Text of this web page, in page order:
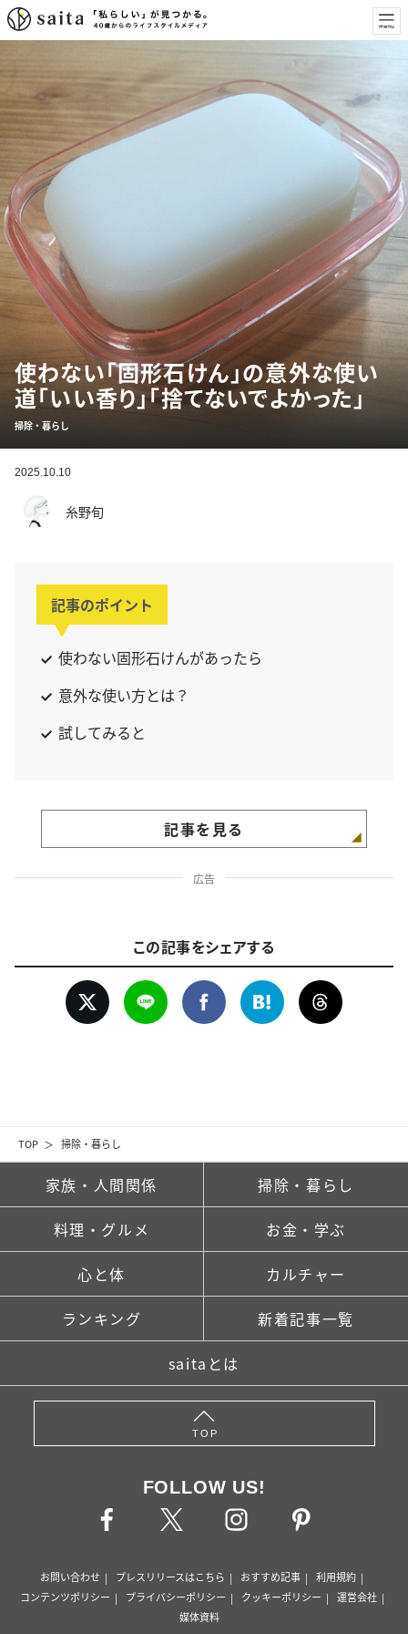
TOP 掃除・暮らし
使わない「固形石けん」の意外な使い
道「いい香り」「捨てないでよかった」
掃除・暮らし
2025.10.10
糸野旬
記事のポイント
使わない固形石けんがあったら
意外な使い方とは？
試してみると
記事を見る
広告
この記事をシェアする
家族・人間関係 掃除・暮らし
料理・グルメ お金・学ぶ
心と体 カルチャー
ランキング 新着記事一覧
saitaとは
TOP
FOLLOW US!
お問い合わせ プレスリリースはこちら おすすめ記事
利用規約
コンテンツポリシー
プライバシーポリシー クッキーポリシー
運営会社
媒体資料